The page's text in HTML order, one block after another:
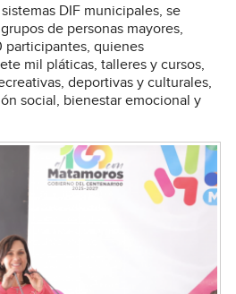
DIF municipales, se
de personas mayores,
quienes
mil pláticas, talleres y cursos,
deportivas y culturales,
social, bienestar emocional y